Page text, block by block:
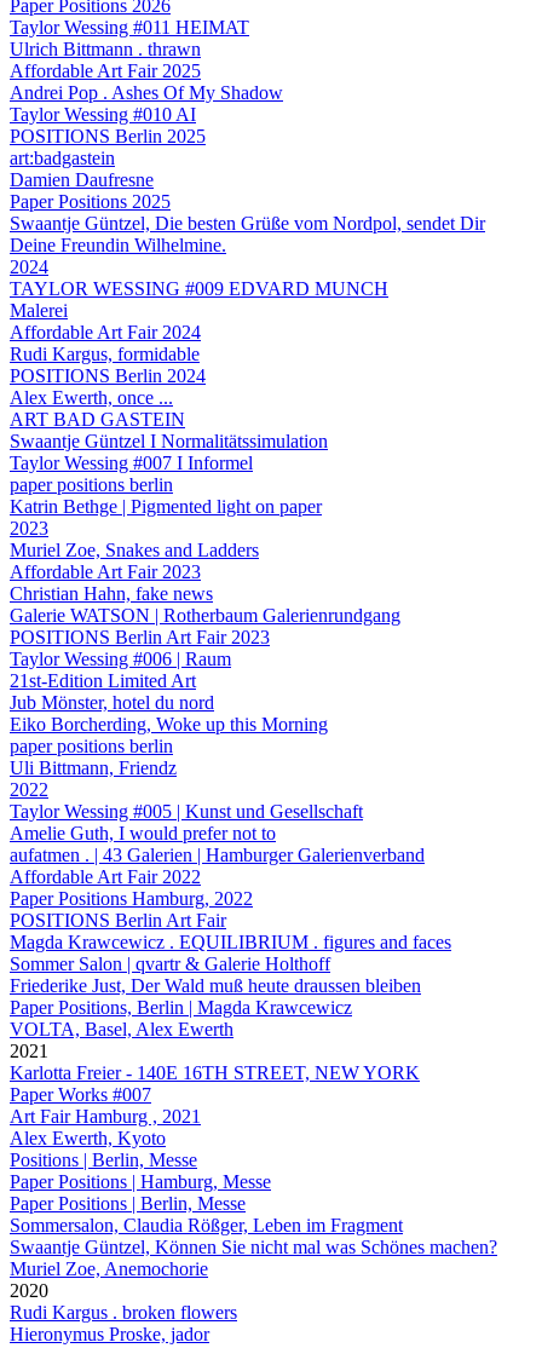
Paper Positions 2026
Taylor Wessing #011 HEIMAT
Ulrich Bittmann . thrawn
Affordable Art Fair 2025
Andrei Pop . Ashes Of My Shadow
Taylor Wessing #010 AI
POSITIONS Berlin 2025
art:badgastein
Damien Daufresne
Paper Positions 2025
Swaantje Güntzel, Die besten Grüße vom Nordpol, sendet Dir
Deine Freundin Wilhelmine.
2024
TAYLOR WESSING #009 EDVARD MUNCH
Malerei
Affordable Art Fair 2024
Rudi Kargus, formidable
POSITIONS Berlin 2024
Alex Ewerth, once ...
ART BAD GASTEIN
Swaantje Güntzel I Normalitätssimulation
Taylor Wessing #007 I Informel
paper positions berlin
Katrin Bethge | Pigmented light on paper
2023
Muriel Zoe, Snakes and Ladders
Affordable Art Fair 2023
Christian Hahn, fake news
Galerie WATSON | Rotherbaum Galerienrundgang
POSITIONS Berlin Art Fair 2023
Taylor Wessing #006 | Raum
21st-Edition Limited Art
Jub Mönster, hotel du nord
Eiko Borcherding, Woke up this Morning
paper positions berlin
Uli Bittmann, Friendz
2022
Taylor Wessing #005 | Kunst und Gesellschaft
Amelie Guth, I would prefer not to
aufatmen . | 43 Galerien | Hamburger Galerienverband
Affordable Art Fair 2022
Paper Positions Hamburg, 2022
POSITIONS Berlin Art Fair
Magda Krawcewicz . EQUILIBRIUM . figures and faces
Sommer Salon | qvartr & Galerie Holthoff
Friederike Just, Der Wald muß heute draussen bleiben
Paper Positions, Berlin | Magda Krawcewicz
VOLTA, Basel, Alex Ewerth
2021
Karlotta Freier - 140E 16TH STREET, NEW YORK
Paper Works #007
Art Fair Hamburg , 2021
Alex Ewerth, Kyoto
Positions | Berlin, Messe
Paper Positions | Hamburg, Messe
Paper Positions | Berlin, Messe
Sommersalon, Claudia Rößger, Leben im Fragment
Swaantje Güntzel, Können Sie nicht mal was Schönes machen?
Muriel Zoe, Anemochorie
2020
Rudi Kargus . broken flowers
Hieronymus Proske, jador